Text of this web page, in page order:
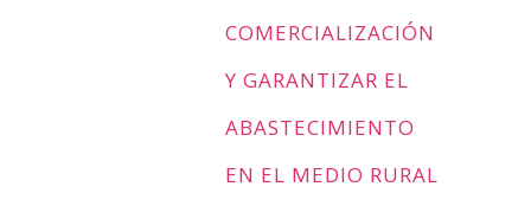
COMERCIALIZACIÓN
Y GARANTIZAR EL
ABASTECIMIENTO
EN EL MEDIO RURAL